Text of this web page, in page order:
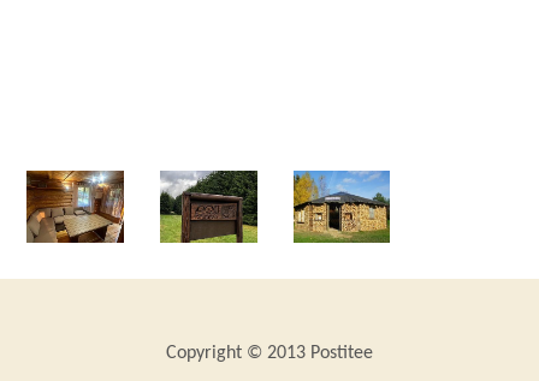
Copyright © 2013 Postitee